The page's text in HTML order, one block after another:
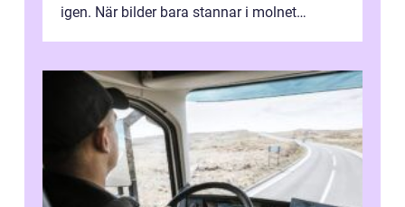
igen. När bilder bara stannar i molnet